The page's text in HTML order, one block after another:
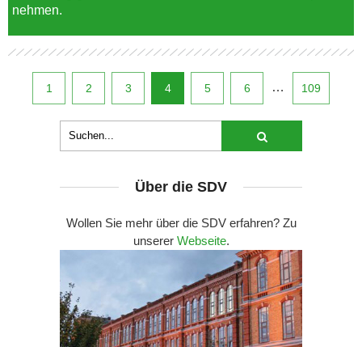
nehmen.
1 2 3 4 5 6 … 109
Über die SDV
Wollen Sie mehr über die SDV erfahren? Zu
unserer Webseite.